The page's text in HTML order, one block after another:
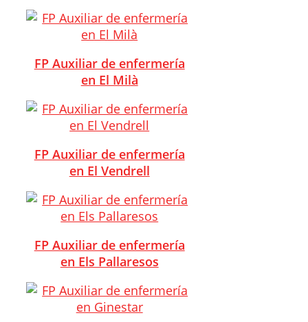
FP Auxiliar de enfermería
en El Milà
FP Auxiliar de enfermería
en El Vendrell
FP Auxiliar de enfermería
en Els Pallaresos